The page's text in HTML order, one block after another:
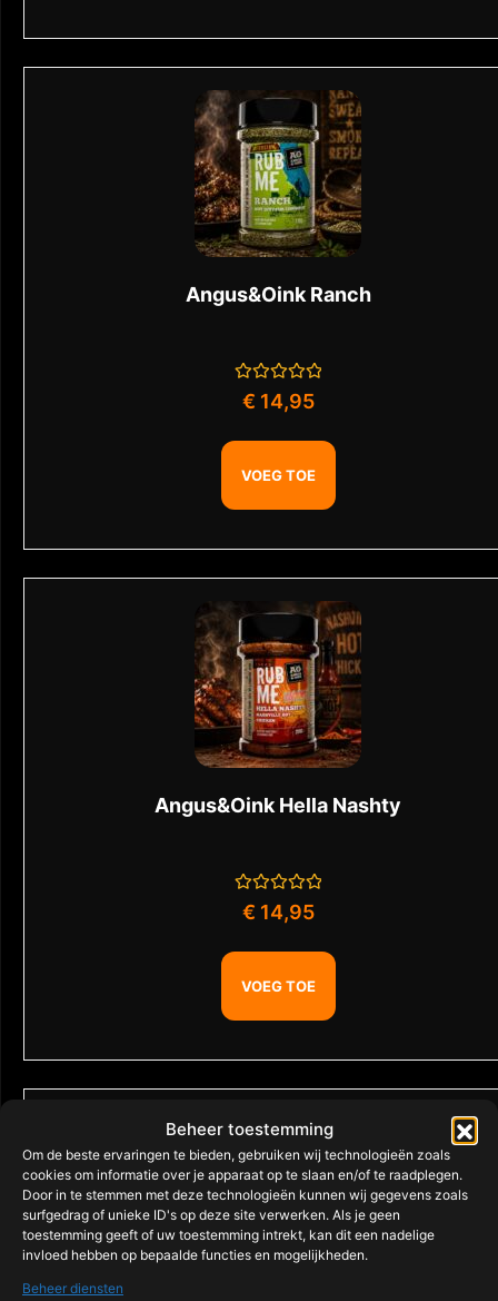
Beheer toestemming
Om de beste ervaringen te bieden, gebruiken wij technologieën zoals
cookies om informatie over je apparaat op te slaan en/of te raadplegen.
Door in te stemmen met deze technologieën kunnen wij gegevens zoals
surfgedrag of unieke ID's op deze site verwerken. Als je geen
toestemming geeft of uw toestemming intrekt, kan dit een nadelige
invloed hebben op bepaalde functies en mogelijkheden.
Beheer diensten
Angus&Oink Ranch
Gewaardeerd
5
€ 14,95
VOEG TOE
Angus&Oink Hella Nashty
Gewaardeerd
5
€ 14,95
VOEG TOE